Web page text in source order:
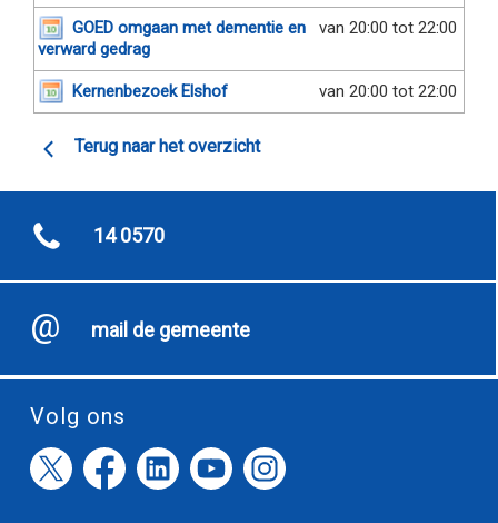
van 20:00 tot 22:00
GOED omgaan met dementie en
verward gedrag
van 20:00 tot 22:00
Kernenbezoek Elshof
Terug naar het overzicht
14 0570
mail de gemeente
Volg ons